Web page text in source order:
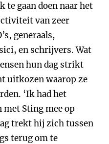
te gaan doen naar het
van zeer
generaals,
en schrijvers. Wat
hun dag strikt
uitkozen waarop ze
‘Ik had het
met Sting mee op
trekt hij zich tussen
terug om te